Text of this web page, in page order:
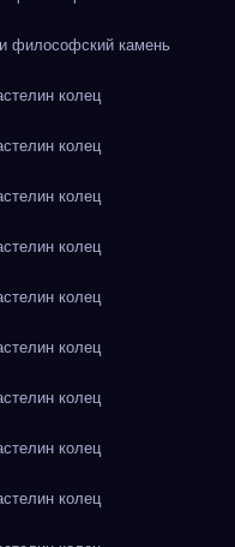
философский камень
колец
колец
колец
колец
колец
колец
колец
колец
колец